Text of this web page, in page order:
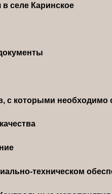
в селе Каринское
с которыми необходимо
техническом